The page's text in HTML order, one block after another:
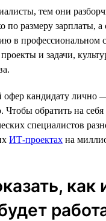
тем они
по размеру зарплаты,
в профессиональном
и задачи,
офер кандидату лично
Чтобы обратить на
специалистов
ИТ-проектах на
как